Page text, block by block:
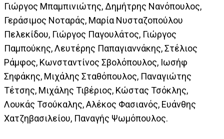
Γιώργος Μπαμπινιώτης, Δημήτρης Νανόπουλος,
Γεράσιμος Νοταράς, Μαρία Νυσταζοπούλου
Πελεκίδου, Γιώργος Παγουλάτος, Γιώργος
Παμπούκης, Λευτέρης Παπαγιαννάκης, Στέλιος
Ράμφος, Κωνσταντίνος Σβολόπουλος, Ιωσήφ
Σηφάκης, Μιχάλης Σταθόπουλος, Παναγιώτης
Τέτσης, Μιχάλης Τιβέριος, Κώστας Τσόκλης,
Λουκάς Τσούκαλης, Αλέκος Φασιανός, Ευάνθης
Χατζηβασιλείου, Παναγής Ψωμόπουλος.